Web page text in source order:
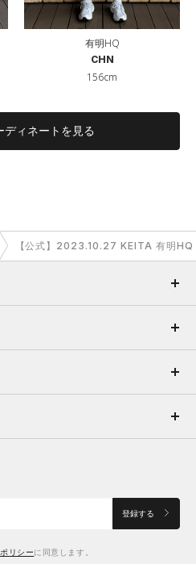
有明HQ
CHN
156cm
ディネートを見る
【公式】2023.10.27 KEITA 有明HQ
登録する
リシーに同意します。